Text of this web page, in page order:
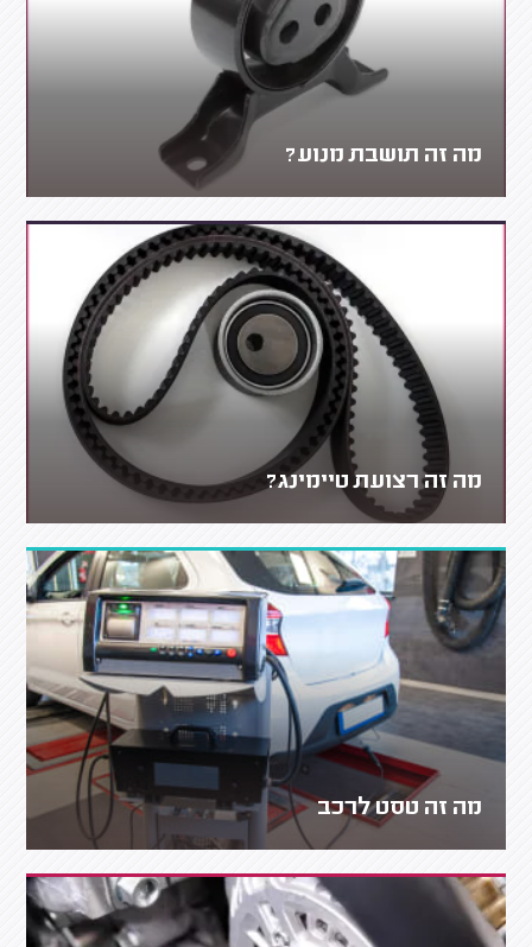
מה זה תושבת מנוע?
מה זה רצועת טיימינג?
מה זה טסט לרכב